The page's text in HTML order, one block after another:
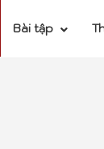
Bài tập